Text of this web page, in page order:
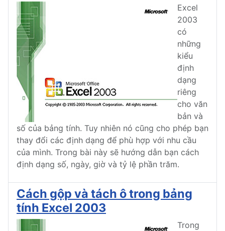
Excel
2003
có
những
kiểu
định
dạng
riêng
cho văn
bản và
số của bảng tính. Tuy nhiên nó cũng cho phép bạn
thay đổi các định dạng để phù hợp với nhu cầu
của mình. Trong bài này sẽ hướng dẫn bạn cách
định dạng số, ngày, giờ và tỷ lệ phần trăm.
Cách gộp và tách ô trong bảng
tính Excel 2003
Trong